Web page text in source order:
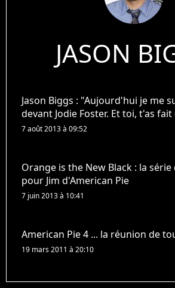
JASON
Jason Biggs : "Aujourd'hui je me
devant Jodie Foster. Et toi, t'as fait
7 août 2013 à 09:52
Orange is the New Black : la
pour Jim d'American Pie
7 juin 2013 à 10:41
American Pie 4 ... la réunion de
19 mars 2011 à 20:10